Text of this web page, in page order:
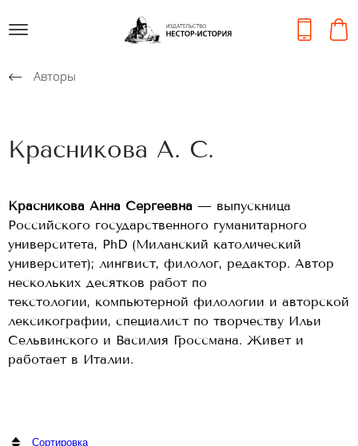
Авторы
Красникова А. С.
Красникова Анна Сергеевна — выпускница
Российского государственного гуманитарного
университета, PhD (Миланский католический
университет); лингвист, филолог, редактор. Автор
нескольких десятков работ по
текстологии, компьютерной филологии и авторской
лексикографии, специалист по творчеству Ильи
Сельвинского и Василия Гроссмана. Живет и
работает в Италии.
Сортировка